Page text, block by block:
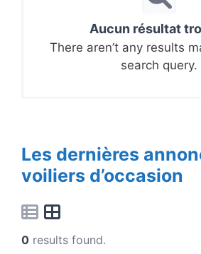
Aucun résultat
There aren’t any results
search query.
Les dernières
voiliers d’occasion
0 results found.